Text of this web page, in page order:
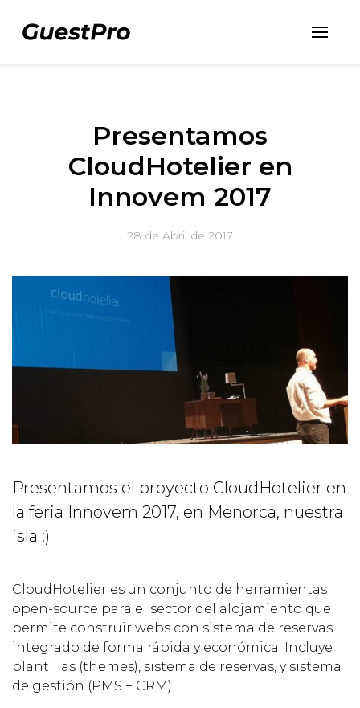
Presentamos
CloudHotelier en
Innovem 2017
28 de Abril de 2017
Presentamos el proyecto CloudHotelier en
la feria Innovem 2017, en Menorca, nuestra
isla :)
CloudHotelier es un conjunto de herramientas
open-source para el sector del alojamiento que
permite construir webs con sistema de reservas
integrado de forma rápida y económica. Incluye
plantillas (themes), sistema de reservas, y sistema
de gestión (PMS + CRM).